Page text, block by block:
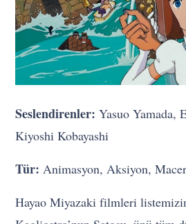
Seslendirenler: Yasuo Yamada,
Kiyoshi Kobayashi
Tür: Animasyon, Aksiyon,
Hayao Miyazaki filmleri